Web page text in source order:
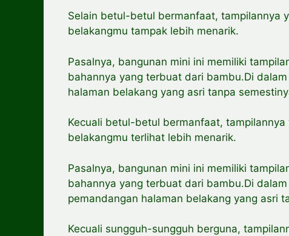
Selain betul-betul bermanfaat, tampilannya
belakangmu tampak lebih menarik.
Pasalnya, bangunan mini ini memiliki
bahannya yang terbuat dari bambu.Di
halaman belakang yang asri tanpa
Kecuali betul-betul bermanfaat,
belakangmu terlihat lebih menarik.
Pasalnya, bangunan mini ini memiliki
bahannya yang terbuat dari bambu.Di
pemandangan halaman belakang yang asri
Kecuali sungguh-sungguh berguna,